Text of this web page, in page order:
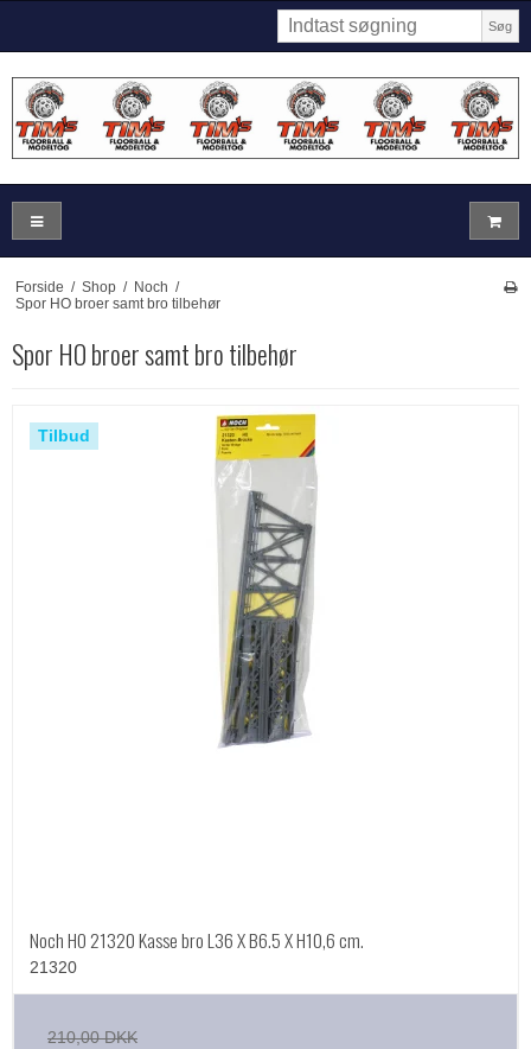
Søg
Forside / Shop / Noch /
Spor HO broer samt bro tilbehør
Spor HO broer samt bro tilbehør
Tilbud
Noch HO 21320 Kasse bro L36 X B6.5 X H10,6 cm.
21320
210,00 DKK